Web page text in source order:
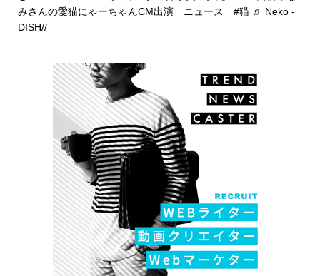
みさんの愛猫にゃーちゃんCM出演 ニュース #猫 ♬ Neko -
DISH//